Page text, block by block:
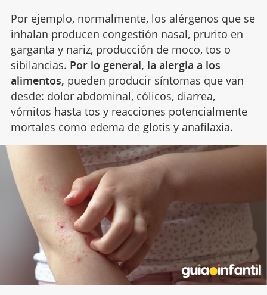
Por ejemplo, normalmente, los alérgenos que se
inhalan producen congestión nasal, prurito en
garganta y nariz, producción de moco, tos o
sibilancias. Por lo general, la alergia a los
alimentos, pueden producir síntomas que van
desde: dolor abdominal, cólicos, diarrea,
vómitos hasta tos y reacciones potencialmente
mortales como edema de glotis y anafilaxia.